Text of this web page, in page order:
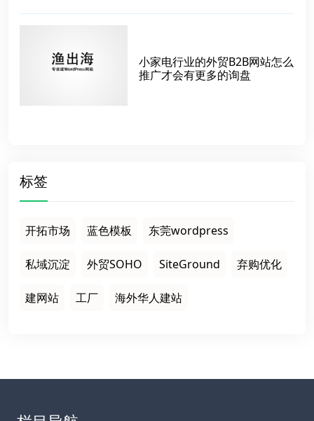
小家电行业的外贸B2B网站怎么
推广才会有更多的询盘
标签
开拓市场 蓝色模板 东莞wordpress
私域沉淀 外贸SOHO SiteGround 弃购优化
建网站 工厂 海外华人建站